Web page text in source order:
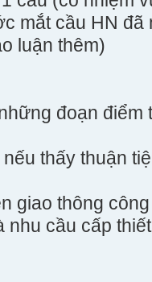
mắt cầu HN
luận thêm)
đoạn điểm
nếu thấy thuận
giao thông
cầu cấp